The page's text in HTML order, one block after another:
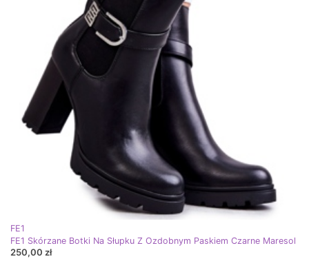
FE1
FE1 Skórzane Botki Na Słupku Z Ozdobnym Paskiem Czarne Maresol
250,00 zł